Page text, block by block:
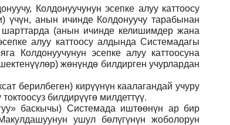
Колдонуучунун эсепке алуу каттоосу
үчүн, анын ичинде Колдонуучу тарабынан
шарттарда (анын ичинде келишимдер жана
алуу каттоосу алдында Системадагы
Колдонуучунун эсепке алуу каттоосуна
жөнүндө билдирген учурлардан
берилбеген) кирүүнүн каалагандай учуру
билдирүүгө милдеттүү.
баскычы) Системада иштөөнүн ар бир
ушул бөлүгүнүн жоболорун